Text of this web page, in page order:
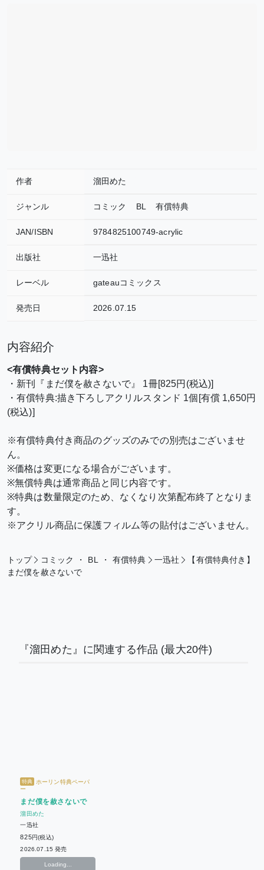
作者 溜田めた
ジャンル コミック BL 有償特典
JAN/ISBN 9784825100749-acrylic
出版社 一迅社
レーベル gateauコミックス
発売日 2026.07.15
内容紹介
<有償特典セット内容>
・新刊『まだ僕を赦さないで』 1冊[825円(税込)]
・有償特典:描き下ろしアクリルスタンド 1個[有償 1,650円
(税込)]
※有償特典付き商品のグッズのみでの別売はございませ
ん。
※価格は変更になる場合がございます。
※無償特典は通常商品と同じ内容です。
※特典は数量限定のため、なくなり次第配布終了となりま
す。
※アクリル商品に保護フィルム等の貼付はございません。
トップ コミック ・ BL ・ 有償特典 一迅社
【有償特典付き】
まだ僕を赦さないで
『溜田めた』に関連する作品 (最大20件)
特典
ホーリン特典ペーパ
ー
まだ僕を赦さないで
溜田めた
一迅社
825円(税込)
2026.07.15 発売
Loading...